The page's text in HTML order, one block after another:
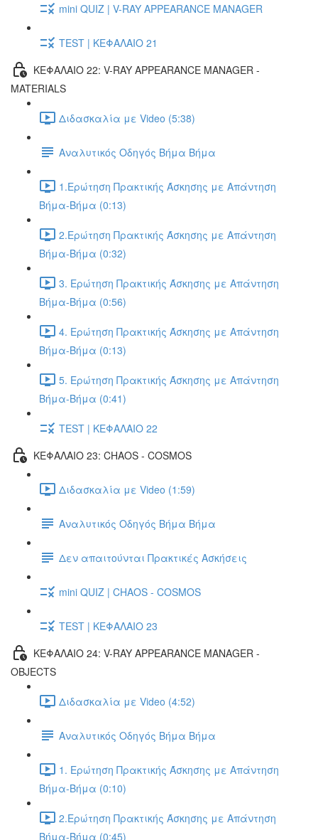
mini QUIZ | V-RAY APPEARANCE MANAGER
TEST | ΚΕΦΑΛΑΙΟ 21
ΚΕΦΑΛΑΙΟ 22: V-RAY APPEARANCE MANAGER -
MATERIALS
Διδασκαλία με Video (5:38)
Αναλυτικός Οδηγός Βήμα Βήμα
1.Ερώτηση Πρακτικής Άσκησης με Απάντηση
Βήμα-Βήμα (0:13)
2.Ερώτηση Πρακτικής Άσκησης με Απάντηση
Βήμα-Βήμα (0:32)
3. Ερώτηση Πρακτικής Άσκησης με Απάντηση
Βήμα-Βήμα (0:56)
4. Ερώτηση Πρακτικής Άσκησης με Απάντηση
Βήμα-Βήμα (0:13)
5. Ερώτηση Πρακτικής Άσκησης με Απάντηση
Βήμα-Βήμα (0:41)
TEST | ΚΕΦΑΛΑΙΟ 22
ΚΕΦΑΛΑΙΟ 23: CHAOS - COSMOS
Διδασκαλία με Video (1:59)
Αναλυτικός Οδηγός Βήμα Βήμα
Δεν απαιτούνται Πρακτικές Ασκήσεις
mini QUIZ | CHAOS - COSMOS
TEST | ΚΕΦΑΛΑΙΟ 23
ΚΕΦΑΛΑΙΟ 24: V-RAY APPEARANCE MANAGER -
OBJECTS
Διδασκαλία με Video (4:52)
Αναλυτικός Οδηγός Βήμα Βήμα
1. Ερώτηση Πρακτικής Άσκησης με Απάντηση
Βήμα-Βήμα (0:10)
2.Ερώτηση Πρακτικής Άσκησης με Απάντηση
Βήμα-Βήμα (0:45)